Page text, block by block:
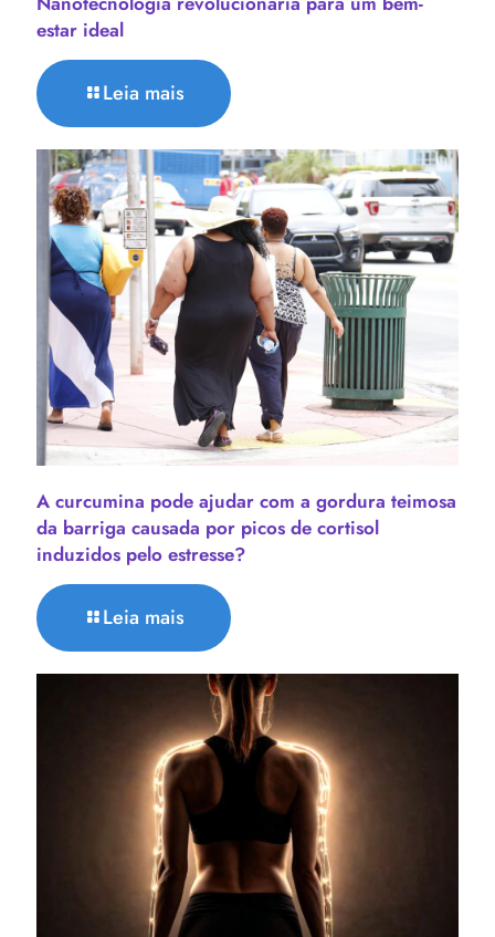
estar ideal
Leia mais
A curcumina pode ajudar com a gordura teimosa
da barriga causada por picos de cortisol
induzidos pelo estresse?
Leia mais